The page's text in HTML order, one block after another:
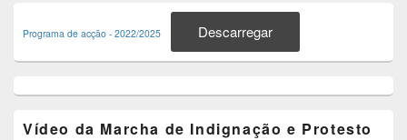
Sidebar
Widget
Area
Programa de acção - 2022/2025 Descarregar
Vídeo da Marcha de Indignação e Protesto